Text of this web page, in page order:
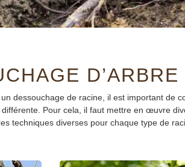
un dessouchage de racine, il est important de
Pour cela, il faut mettre en œuvre
techniques diverses pour chaque type de